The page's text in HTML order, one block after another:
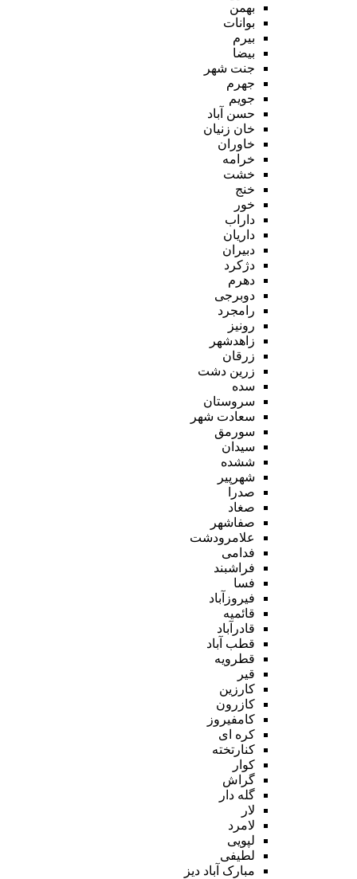
بهمن
بوانات
بیرم
بیضا
جنت شهر
جهرم
جویم
حسن آباد
خان زنیان
خاوران
خرامه
خشت
خنج
خور
داراب
داریان
دبیران
دژکرد
دهرم
دوبرجی
رامجرد
رونیز
زاهدشهر
زرقان
زرین دشت
سده
سروستان
سعادت شهر
سورمق
سیدان
ششده
شهرپیر
صدرا
صغاد
صفاشهر
علامرودشت
فدامی
فراشبند
فسا
فیروزآباد
قائمیه
قادرآباد
قطب آباد
قطرویه
قیر
کارزین
کازرون
کامفیروز
کره ای
کنارتخته
کوار
گراش
گله دار
لار
لامرد
لپویی
لطیفی
مبارک آباد دیز